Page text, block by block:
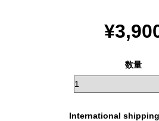
数量
International